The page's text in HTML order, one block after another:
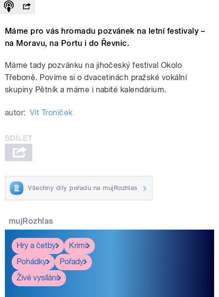
Máme pro vás hromadu pozvánek na letní festivaly –
na Moravu, na Portu i do Řevnic.
Máme tady pozvánku na jihočeský festival Okolo
Třeboně. Povíme si o dvacetinách pražské vokální
skupiny Pětník a máme i nabité kalendárium.
autor: Vít Troníček
Všechny díly pořadu na mujRozhlas
mujRozhlas
Hry a četby
Krimi
Pohádky
Pořady
Živé vysílání